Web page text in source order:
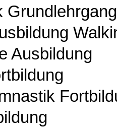
Ausbildung